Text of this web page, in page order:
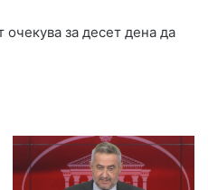
очекува за десет дена да